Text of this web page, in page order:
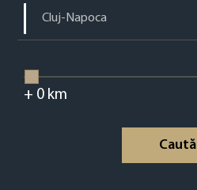
+ 0km
Caută